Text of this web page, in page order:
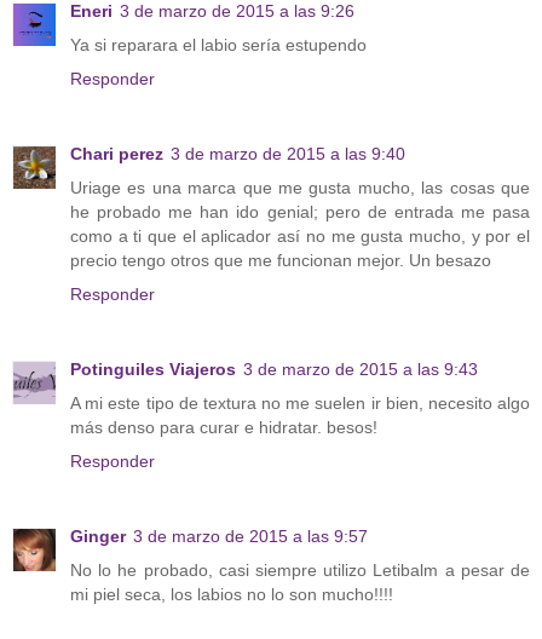
Eneri 3 de marzo de 2015 a las 9:26
Ya si reparara el labio sería estupendo
Responder
Chari perez 3 de marzo de 2015 a las 9:40
Uriage es una marca que me gusta mucho, las cosas que
he probado me han ido genial; pero de entrada me pasa
como a ti que el aplicador así no me gusta mucho, y por el
precio tengo otros que me funcionan mejor. Un besazo
Responder
Potinguiles Viajeros 3 de marzo de 2015 a las 9:43
A mi este tipo de textura no me suelen ir bien, necesito algo
más denso para curar e hidratar. besos!
Responder
Ginger 3 de marzo de 2015 a las 9:57
No lo he probado, casi siempre utilizo Letibalm a pesar de
mi piel seca, los labios no lo son mucho!!!!